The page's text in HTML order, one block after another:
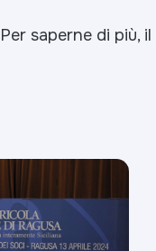
Per saperne di più, il